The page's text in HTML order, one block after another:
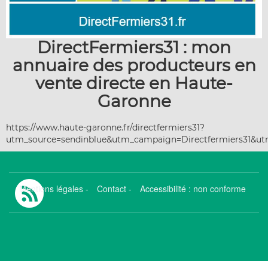
DirectFermiers31 : mon
annuaire des producteurs en
vente directe en Haute-
Garonne
https://www.haute-garonne.fr/directfermiers31?
Mentions légales - Contact - Accessibilité : non conforme